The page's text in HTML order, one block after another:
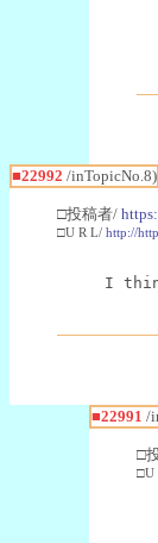
■22992 /inTopicNo.8)
□投稿者/
□U R L/ http://
I
■22991 /
□
□U